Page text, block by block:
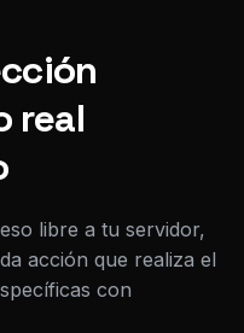
real
libre a tu servidor,
acción que realiza el
con